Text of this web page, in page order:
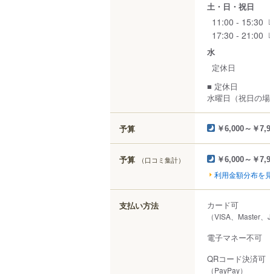
土・日・祝日
11:00 - 15:30
17:30 - 21:00
水
定休日
■ 定休日
水曜日（祝日の場
予算 ￥6,000～￥
予算 （口コミ集計） ￥6,000～￥
利用金額分布を
支払い方法 カード可
（VISA、Master
電子マネー不可
QRコード決済可
（PayPay）